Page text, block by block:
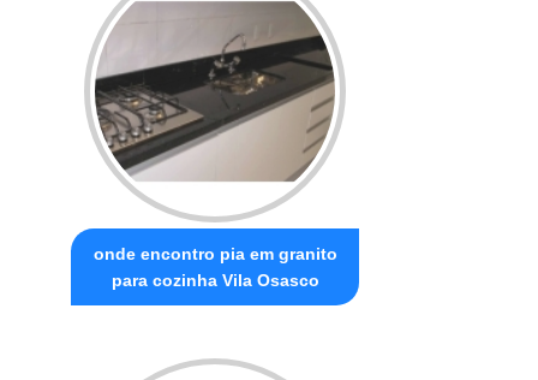
onde encontro pia em granito
para cozinha Vila Osasco